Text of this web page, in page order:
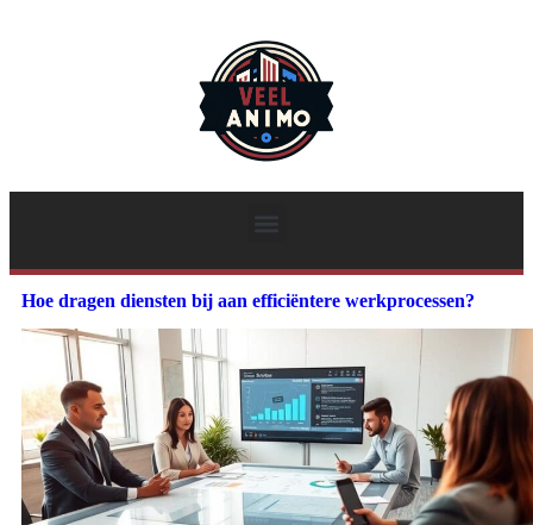
Hoe dragen diensten bij aan efficiëntere werkprocessen?